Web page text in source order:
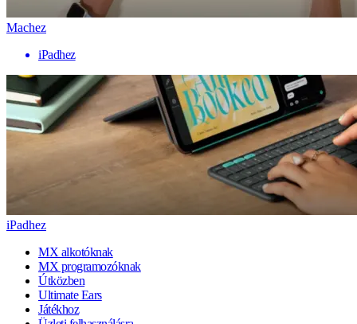
Machez
iPadhez
iPadhez
MX alkotóknak
MX programozóknak
Útközben
Ultimate Ears
Játékhoz